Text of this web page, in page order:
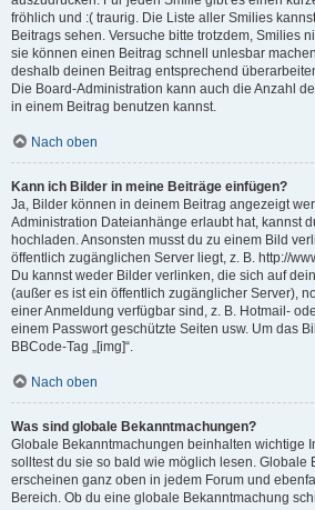
fröhlich und :( traurig. Die Liste aller Smilies
Beitrags sehen. Versuche bitte trotzdem, Smilies
sie können einen Beitrag schnell unlesbar
deshalb deinen Beitrag entsprechend
Die Board-Administration kann auch die Anzahl
in einem Beitrag benutzen kannst.
Nach oben
Kann ich Bilder in meine Beiträge einfügen?
Ja, Bilder können in deinem Beitrag angezeigt
Administration Dateianhänge erlaubt hat, kannst
hochladen. Ansonsten musst du zu einem Bild
öffentlich zugänglichen Server liegt, z. B. http://
Du kannst weder Bilder verlinken, die sich auf
(außer es ist ein öffentlich zugänglicher Server),
einer Anmeldung verfügbar sind, z. B. Hotmail-
einem Passwort geschützte Seiten usw. Um das
BBCode-Tag „[img]“.
Nach oben
Was sind globale Bekanntmachungen?
Globale Bekanntmachungen beinhalten wichtige
solltest du sie so bald wie möglich lesen. Globale
erscheinen ganz oben in jedem Forum und
Bereich. Ob du eine globale Bekanntmachung